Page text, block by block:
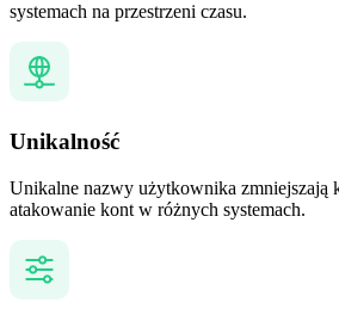
systemach na przestrzeni czasu.
Unikalność
Unikalne nazwy użytkownika zmniejszają
atakowanie kont w różnych systemach.